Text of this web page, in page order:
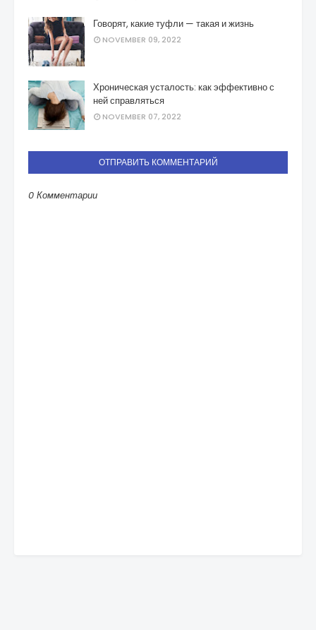
Говорят, какие туфли — такая и жизнь
NOVEMBER 09, 2022
Хроническая усталость: как эффективно с
ней справляться
NOVEMBER 07, 2022
ОТПРАВИТЬ КОММЕНТАРИЙ
0 Комментарии